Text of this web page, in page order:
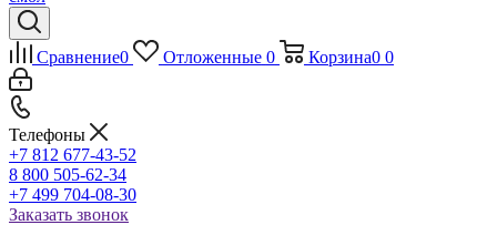
Сравнение0 Отложенные 0 Корзина0 0
Телефоны
+7 812 677-43-52
8 800 505-62-34
+7 499 704-08-30
Заказать звонок